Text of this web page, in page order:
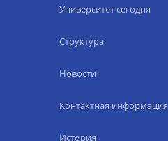
Университет сегодня
Структура
Новости
Контактная информация
История